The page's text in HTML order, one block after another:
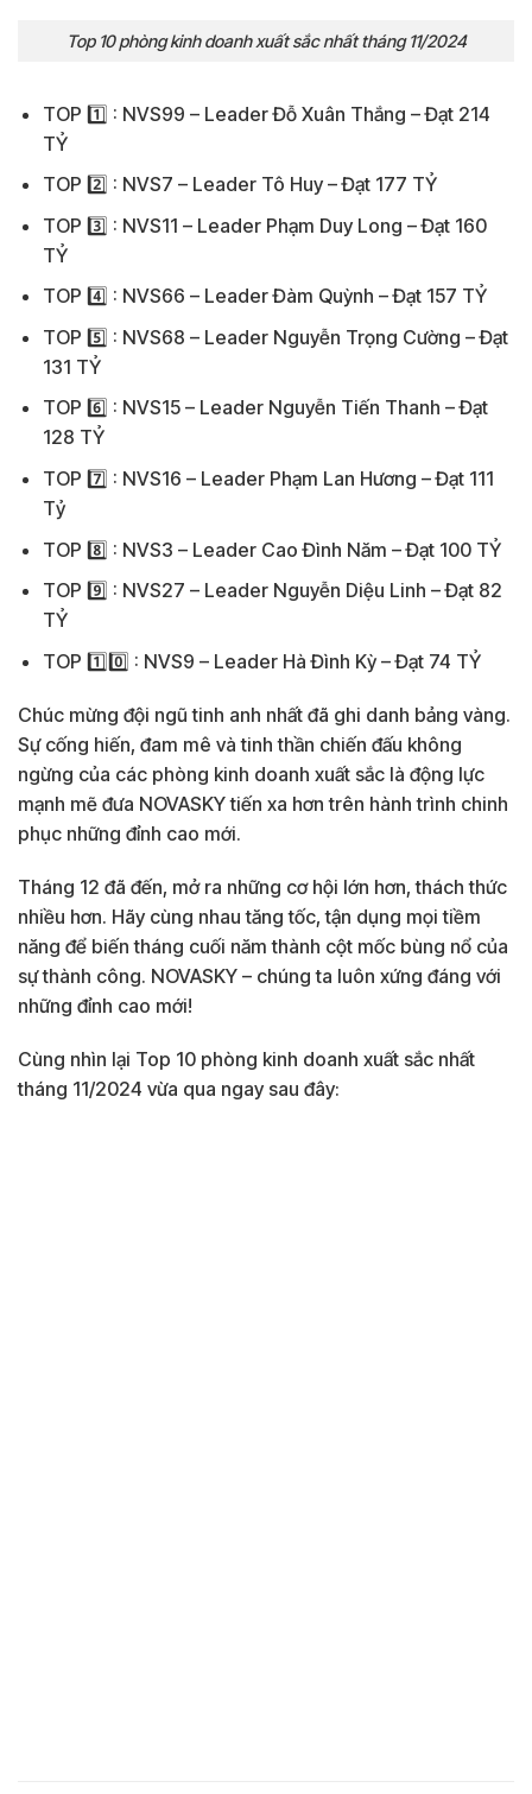
Top 10 phòng kinh doanh xuất sắc nhất tháng 11/2024
TOP 1️⃣ : NVS99 – Leader Đỗ Xuân Thắng – Đạt 214
TỶ
TOP 2️⃣ : NVS7 – Leader Tô Huy – Đạt 177 TỶ
TOP 3️⃣ : NVS11 – Leader Phạm Duy Long – Đạt 160
TỶ
TOP 4️⃣ : NVS66 – Leader Đàm Quỳnh – Đạt 157 TỶ
TOP 5️⃣ : NVS68 – Leader Nguyễn Trọng Cường – Đạt
131 TỶ
TOP 6️⃣ : NVS15 – Leader Nguyễn Tiến Thanh – Đạt
128 TỶ
TOP 7️⃣ : NVS16 – Leader Phạm Lan Hương – Đạt 111
Tỷ
TOP 8️⃣ : NVS3 – Leader Cao Đình Năm – Đạt 100 TỶ
TOP 9️⃣ : NVS27 – Leader Nguyễn Diệu Linh – Đạt 82
TỶ
TOP 1️⃣0️⃣ : NVS9 – Leader Hà Đình Kỳ – Đạt 74 TỶ
Chúc mừng đội ngũ tinh anh nhất đã ghi danh bảng vàng.
Sự cống hiến, đam mê và tinh thần chiến đấu không
ngừng của các phòng kinh doanh xuất sắc là động lực
mạnh mẽ đưa NOVASKY tiến xa hơn trên hành trình chinh
phục những đỉnh cao mới.
Tháng 12 đã đến, mở ra những cơ hội lớn hơn, thách thức
nhiều hơn. Hãy cùng nhau tăng tốc, tận dụng mọi tiềm
năng để biến tháng cuối năm thành cột mốc bùng nổ của
sự thành công. NOVASKY – chúng ta luôn xứng đáng với
những đỉnh cao mới!
Cùng nhìn lại Top 10 phòng kinh doanh xuất sắc nhất
tháng 11/2024 vừa qua ngay sau đây: